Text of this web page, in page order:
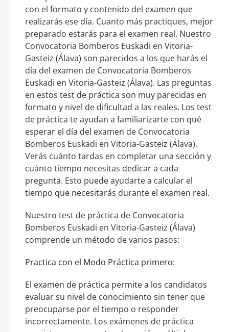
con el formato y contenido del examen que
realizarás ese día. Cuanto más practiques, mejor
preparado estarás para el examen real. Nuestro
Convocatoria Bomberos Euskadi en Vitoria-
Gasteiz (Álava) son parecidos a los que harás el
día del examen de Convocatoria Bomberos
Euskadi en Vitoria-Gasteiz (Álava). Las preguntas
en estos test de práctica son muy parecidas en
formato y nivel de dificultad a las reales. Los test
de práctica te ayudan a familiarizarte con qué
esperar el día del examen de Convocatoria
Bomberos Euskadi en Vitoria-Gasteiz (Álava).
Verás cuánto tardas en completar una sección y
cuánto tiempo necesitas dedicar a cada
pregunta. Esto puede ayudarte a calcular el
tiempo que necesitarás durante el examen real.
Nuestro test de práctica de Convocatoria
Bomberos Euskadi en Vitoria-Gasteiz (Álava)
comprende un método de varios pasos:
Practica con el Modo Práctica primero:
El examen de práctica permite a los candidatos
evaluar su nivel de conocimiento sin tener que
preocuparse por el tiempo o responder
incorrectamente. Los exámenes de práctica